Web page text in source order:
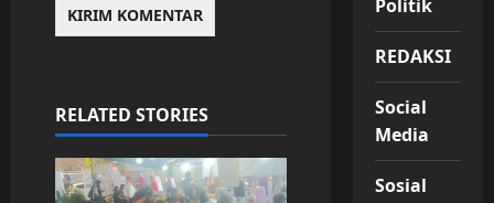
RELATED STORIES
Politik
REDAKSI
Social
Media
Sosial